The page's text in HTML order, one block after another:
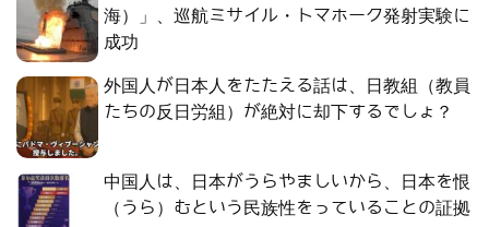
海）」、巡航ミサイル・トマホーク発射実験に
成功
外国人が日本人をたたえる話は、日教組（教員
たちの反日労組）が絶対に却下するでしょ？
中国人は、日本がうらやましいから、日本を恨
（うら）むという民族性をっていることの証拠